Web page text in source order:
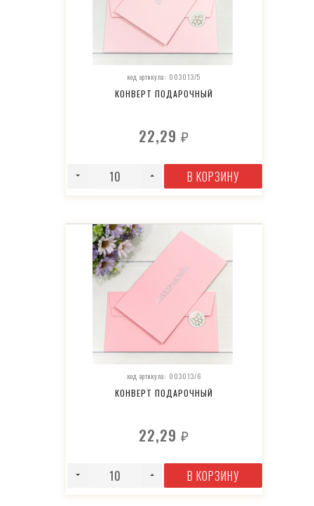
код артикула: 003013/5
КОНВЕРТ ПОДАРОЧНЫЙ
22,29₽
В КОРЗИНУ
код артикула: 003013/6
КОНВЕРТ ПОДАРОЧНЫЙ
22,29₽
В КОРЗИНУ